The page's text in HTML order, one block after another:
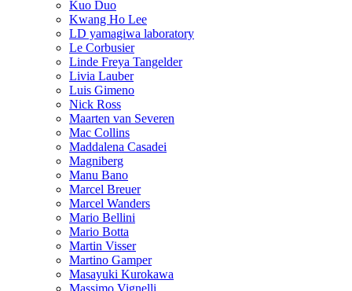
Kuo Duo
Kwang Ho Lee
LD yamagiwa laboratory
Le Corbusier
Linde Freya Tangelder
Livia Lauber
Luis Gimeno
Nick Ross
Maarten van Severen
Mac Collins
Maddalena Casadei
Magniberg
Manu Bano
Marcel Breuer
Marcel Wanders
Mario Bellini
Mario Botta
Martin Visser
Martino Gamper
Masayuki Kurokawa
Massimo Vignelli